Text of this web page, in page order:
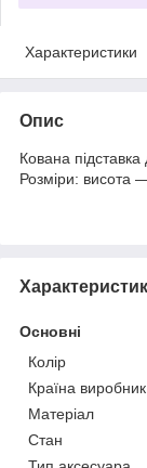
Характеристики
Опис
Кована підставка
Розміри:
Основні
Колір
Країна виробник
Матеріал
Стан